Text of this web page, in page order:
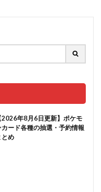
2026年8月6日更新】ポケモ
カード各種の抽選・予約情報
とめ